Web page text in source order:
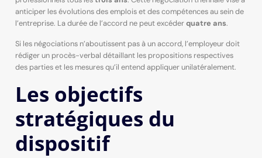
anticiper les évolutions des emplois et des compétences au sein de
l’entreprise. La durée de l’accord ne peut excéderquatre ans.
Si les négociations n’aboutissent pas à un accord, l’employeur doit
rédiger un procès-verbal détaillant les propositions respectives
des parties et les mesures qu’il entend appliquer unilatéralement.
Les objectifs
stratégiques du
dispositif